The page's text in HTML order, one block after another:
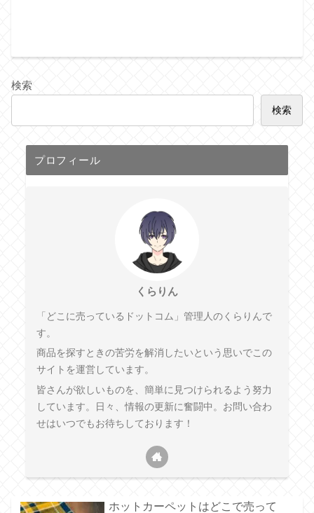
検索
検索
プロフィール
くらりん
「どこに売っているドットコム」管理人のくらりんで
す。
商品を探すときの苦労を解消したいという思いでこの
サイトを運営しています。
皆さんが欲しいものを、簡単に見つけられるよう努力
しています。日々、情報の更新に奮闘中。お問い合わ
せはいつでもお待ちしております！
ホットカーペットはどこで売って